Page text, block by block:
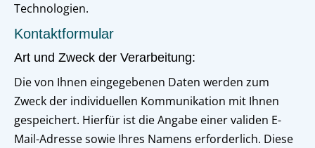
Technologien.
Kontaktformular
Art und Zweck der Verarbeitung:
Die von Ihnen eingegebenen Daten werden zum
Zweck der individuellen Kommunikation mit Ihnen
gespeichert. Hierfür ist die Angabe einer validen E-
Mail-Adresse sowie Ihres Namens erforderlich. Diese